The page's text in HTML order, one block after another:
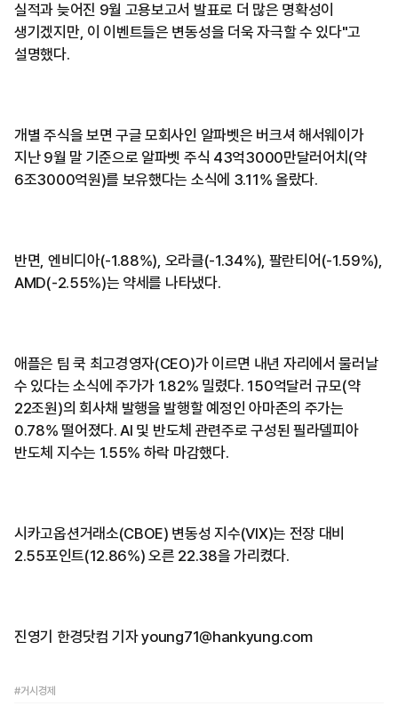
실적과 늦어진 9월 고용보고서 발표로 더 많은 명확성이
생기겠지만, 이 이벤트들은 변동성을 더욱 자극할 수 있다"고
설명했다.
개별 주식을 보면 구글 모회사인 알파벳은 버크셔 해서웨이가
지난 9월 말 기준으로 알파벳 주식 43억3000만달러어치(약
6조3000억원)를 보유했다는 소식에 3.11% 올랐다.
반면, 엔비디아(-1.88%), 오라클(-1.34%), 팔란티어(-1.59%),
AMD(-2.55%)는 약세를 나타냈다.
애플은 팀 쿡 최고경영자(CEO)가 이르면 내년 자리에서 물러날
수 있다는 소식에 주가가 1.82% 밀렸다. 150억달러 규모(약
22조원)의 회사채 발행을 발행할 예정인 아마존의 주가는
0.78% 떨어졌다. AI 및 반도체 관련주로 구성된 필라델피아
반도체 지수는 1.55% 하락 마감했다.
시카고옵션거래소(CBOE) 변동성 지수(VIX)는 전장 대비
2.55포인트(12.86%) 오른 22.38을 가리켰다.
진영기 한경닷컴 기자 young71@hankyung.com
#거시경제